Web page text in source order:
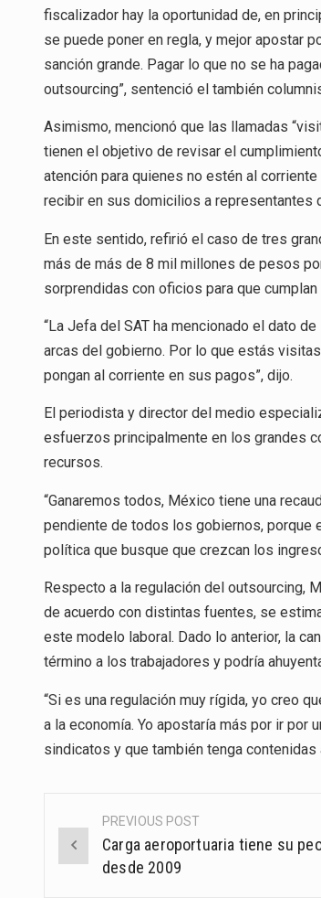
fiscalizador hay la oportunidad de, en
se puede poner en regla, y mejor apostar
sanción grande. Pagar lo que no se ha
outsourcing”, sentenció el también
Asimismo, mencionó que las llamadas
tienen el objetivo de revisar el
atención para quienes no estén al
recibir en sus domicilios a representantes
En este sentido, refirió el caso de tres
más de más de 8 mil millones de pesos
sorprendidas con oficios para que
“La Jefa del SAT ha mencionado el dato
arcas del gobierno. Por lo que estás
pongan al corriente en sus pagos”, dijo.
El periodista y director del medio
esfuerzos principalmente en los grandes
recursos.
“Ganaremos todos, México tiene una
pendiente de todos los gobiernos, porque
política que busque que crezcan los
Respecto a la regulación del outsourcing,
de acuerdo con distintas fuentes, se
este modelo laboral. Dado lo anterior, la
término a los trabajadores y podría
“Si es una regulación muy rígida, yo creo
a la economía. Yo apostaría más por ir por
sindicatos y que también tenga
Post
navigation
PREVIOUS POST
Carga aeroportuaria tiene su
desde 2009